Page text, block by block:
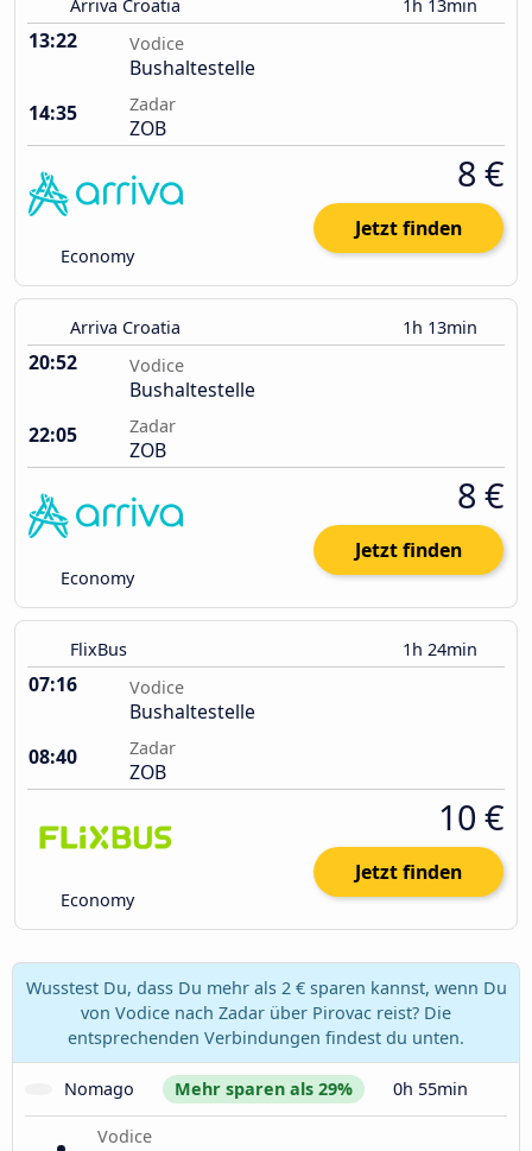
Arriva Croatia 1h 13min
13:22 Vodice
Bushaltestelle
14:35
Zadar
ZOB
Economy
8 €
Jetzt finden
Arriva Croatia 1h 13min
20:52 Vodice
Bushaltestelle
22:05
Zadar
ZOB
Economy
8 €
Jetzt finden
FlixBus 1h 24min
07:16 Vodice
Bushaltestelle
08:40
Zadar
ZOB
Economy
10 €
Jetzt finden
Wusstest Du, dass Du mehr als 2 € sparen kannst, wenn Du
von Vodice nach Zadar über Pirovac reist? Die
entsprechenden Verbindungen findest du unten.
Nomago Mehr sparen als 29% 0h 55min
Vodice